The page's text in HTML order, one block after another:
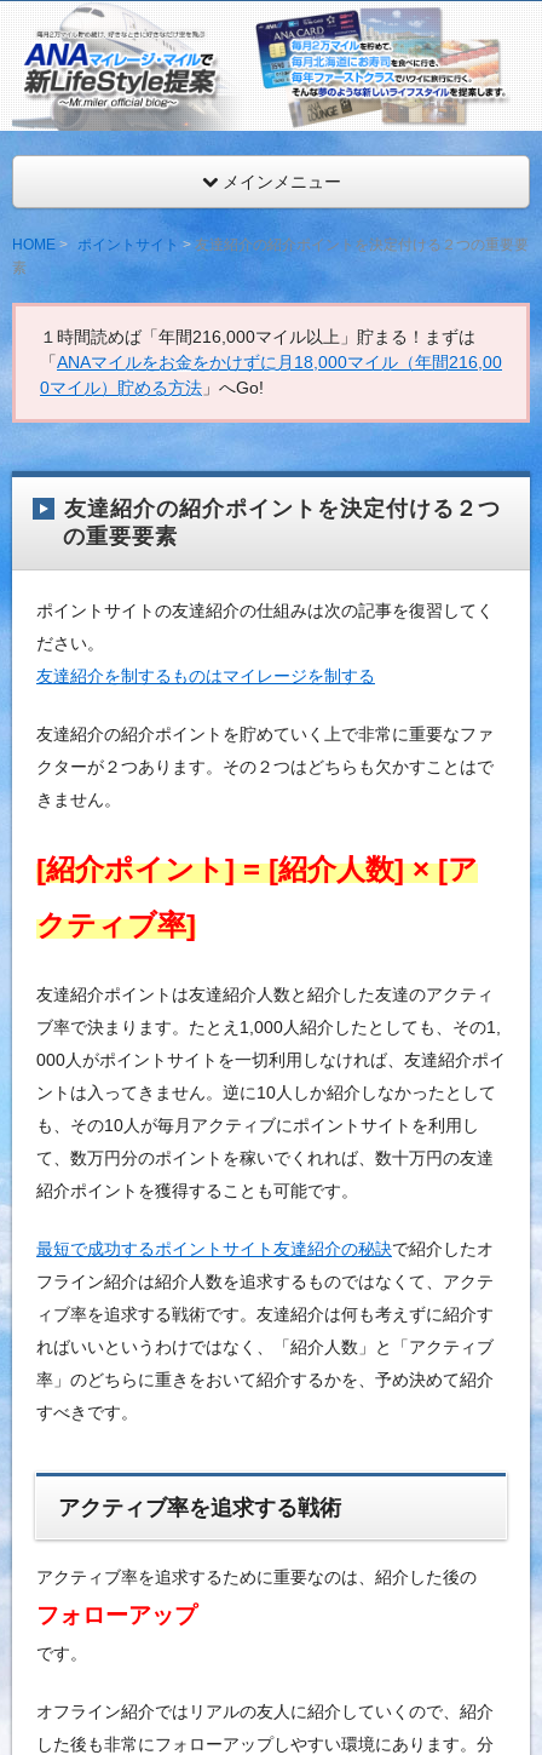
ANAマイレージ・マイルで新LifeStyle提案
ANAマイレージを年間最低216,000マイル獲得するMr.マイラー
見。
メインメニュー
HOME ポイントサイト
友達紹介の紹介ポイントを決定付ける２つの重要要
素
１時間読めば「年間216,000マイル以上」貯まる！まずは
「ANAマイルをお金をかけずに月18,000マイル（年間216,00
0マイル）貯める方法 」へGo!
友達紹介の紹介ポイントを決定付ける２つ
の重要要素
ポイントサイトの友達紹介の仕組みは次の記事を復習してく
ださい。
友達紹介を制するものはマイレージを制する
友達紹介の紹介ポイントを貯めていく上で非常に重要なファ
クターが２つあります。その２つはどちらも欠かすことはで
きません。
‎[紹介ポイント] = [紹介人数] × [ア
クティブ率]
友達紹介ポイントは友達紹介人数と紹介した友達のアクティ
ブ率で決まります。たとえ1,000人紹介したとしても、その1,
000人がポイントサイトを一切利用しなければ、友達紹介ポイ
ントは入ってきません。逆に10人しか紹介しなかったとして
も、その10人が毎月アクティブにポイントサイトを利用し
て、数万円分のポイントを稼いでくれれば、数十万円の友達
紹介ポイントを獲得することも可能です。
最短で成功するポイントサイト友達紹介の秘訣で紹介したオ
フライン紹介は紹介人数を追求するものではなくて、アクテ
ィブ率を追求する戦術です。友達紹介は何も考えずに紹介す
ればいいというわけではなく、「紹介人数」と「アクティブ
率」のどちらに重きをおいて紹介するかを、予め決めて紹介
すべきです。
アクティブ率を追求する戦術
アクティブ率を追求するために重要なのは、紹介した後の
‎フォローアップ
です。
オフライン紹介ではリアルの友人に紹介していくので、紹介
した後も非常にフォローアップしやすい環境にあります。分